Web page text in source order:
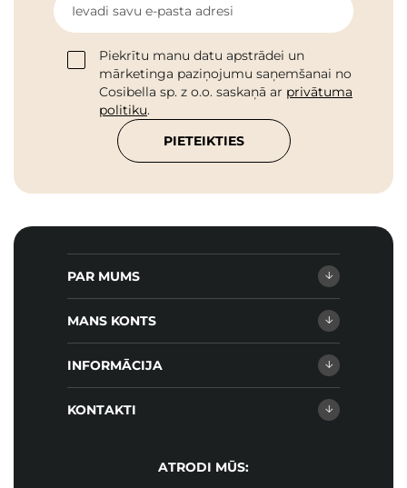
Ievadi savu e-pasta adresi
Piekrītu manu datu apstrādei un
mārketinga paziņojumu saņemšanai no
Cosibella sp. z o.o. saskaņā ar privātuma
politiku.
PIETEIKTIES
PAR MUMS
MANS KONTS
INFORMĀCIJA
KONTAKTI
ATRODI MŪS: